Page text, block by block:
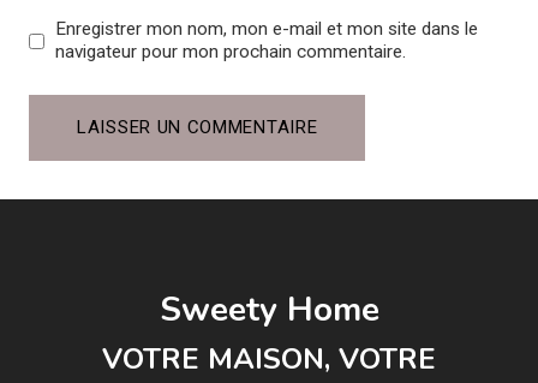
Enregistrer mon nom, mon e-mail et mon site dans le
navigateur pour mon prochain commentaire.
Sweety Home
VOTRE MAISON, VOTRE